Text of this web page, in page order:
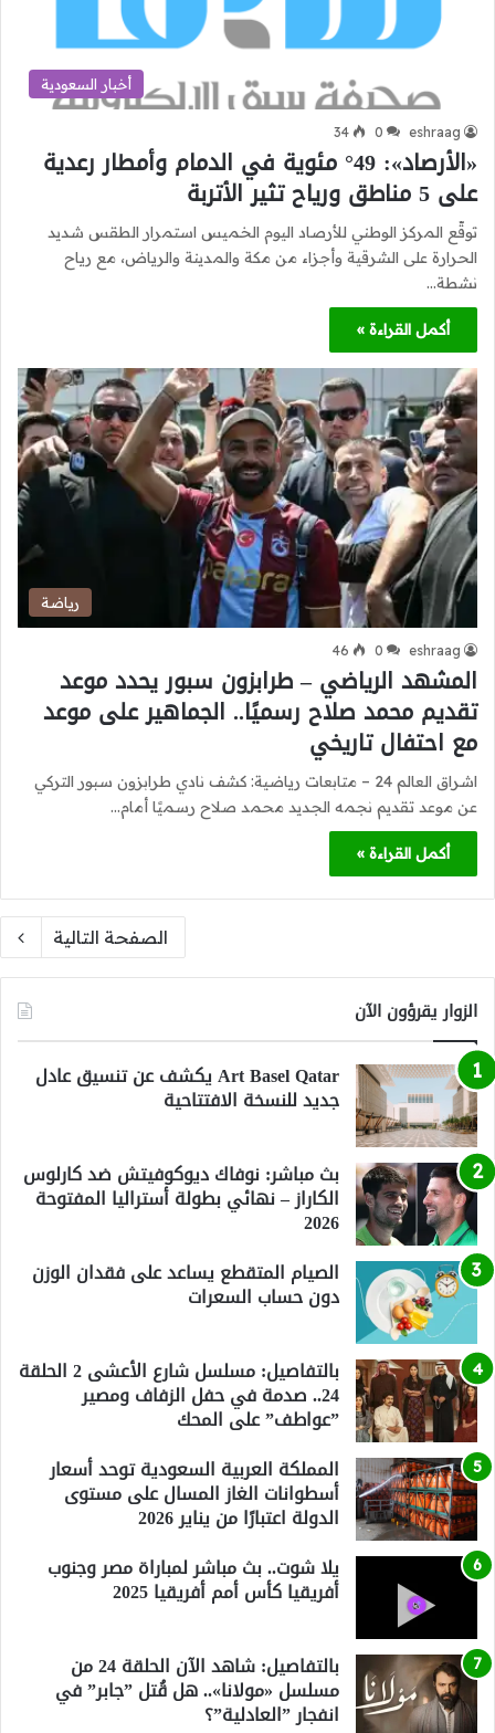
أخبار السعودية
eshraag
0
34
«الأرصاد»: 49° مئوية في الدمام وأمطار رعدية
على 5 مناطق ورياح تثير الأتربة
توقّع المركز الوطني للأرصاد اليوم الخميس استمرار الطقس شديد
الحرارة على الشرقية وأجزاء من مكة والمدينة والرياض، مع رياح
نشطة…
أكمل القراءة »
رياضة
eshraag
0
46
المشهد الرياضي – طرابزون سبور يحدد موعد
تقديم محمد صلاح رسميًا.. الجماهير على موعد
مع احتفال تاريخي
اشراق العالم 24 – متابعات رياضية: كشف نادي طرابزون سبور التركي
عن موعد تقديم نجمه الجديد محمد صلاح رسميًا أمام…
أكمل القراءة »
الصفحة التالية
الزوار يقرؤون الآن
Art Basel Qatar يكشف عن تنسيق عادل
جديد للنسخة الافتتاحية
بث مباشر: نوفاك ديوكوفيتش ضد كارلوس
الكاراز – نهائي بطولة أستراليا المفتوحة
2026
الصيام المتقطع يساعد على فقدان الوزن
دون حساب السعرات
بالتفاصيل: مسلسل شارع الأعشى 2 الحلقة
24.. صدمة في حفل الزفاف ومصير
”عواطف” على المحك
المملكة العربية السعودية توحد أسعار
أسطوانات الغاز المسال على مستوى
الدولة اعتبارًا من يناير 2026
يلا شوت.. بث مباشر لمباراة مصر وجنوب
أفريقيا كأس أمم أفريقيا 2025
بالتفاصيل: شاهد الآن الحلقة 24 من
مسلسل «مولانا».. هل قُتل ”جابر” في
انفجار ”العادلية”؟